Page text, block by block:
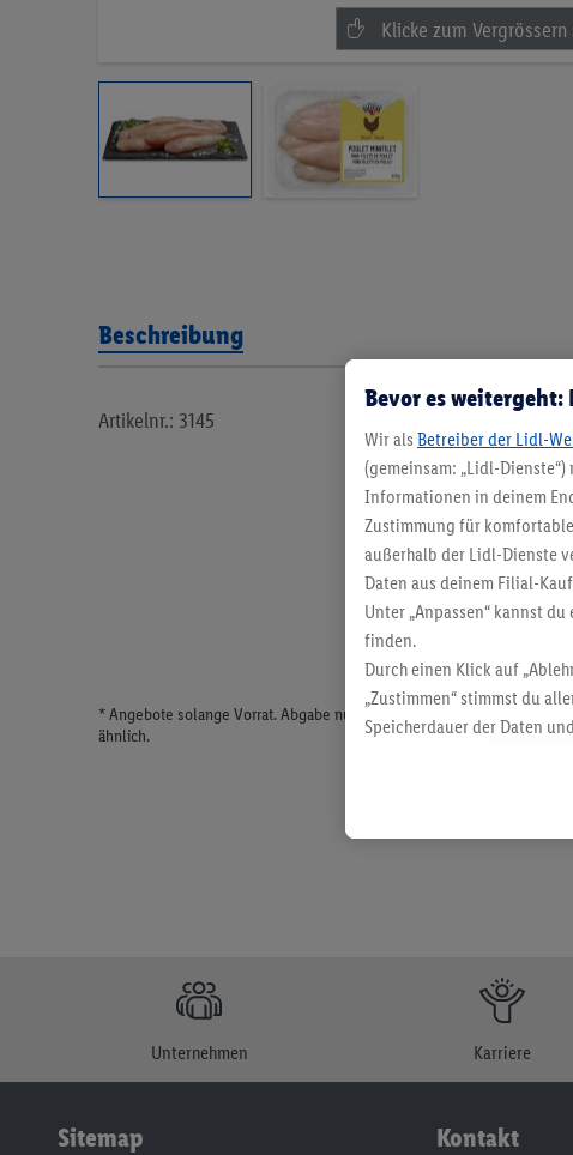
Beschreibung
Artikelnr.: 3145
* Angebote solange Vorrat. Abgabe nur in haushaltsüblichen
ähnlich.
Unternehmen Karriere
Sitemap Kontakt
Bevor es
Wir als Betreiber der Lidl-
(gemeinsam: „Lidl-
Informationen in deinem
Zustimmung für
außerhalb der Lidl-Dienste
Daten aus deinem Filial-
Unter „Anpassen“ kannst
finden.
Durch einen Klick auf
„Zustimmen“ stimmst du
Speicherdauer der Daten